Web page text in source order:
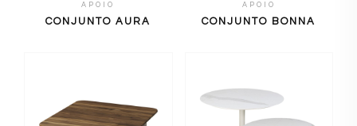
APOIO
CONJUNTO AURA
APOIO
CONJUNTO BONNA